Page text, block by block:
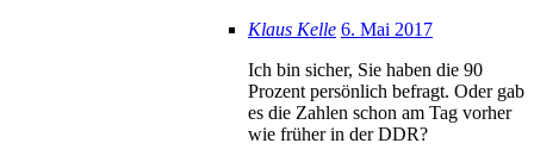
Klaus Kelle 6. Mai 2017
Ich bin sicher, Sie haben die 90
Prozent persönlich befragt. Oder gab
es die Zahlen schon am Tag vorher
wie früher in der DDR?